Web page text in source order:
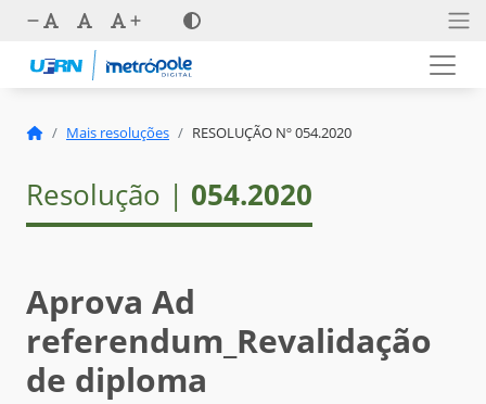
Mais resoluções RESOLUÇÃO Nº 054.2020
Resolução | 054.2020
Aprova Ad
referendum_Revalidação
de diploma